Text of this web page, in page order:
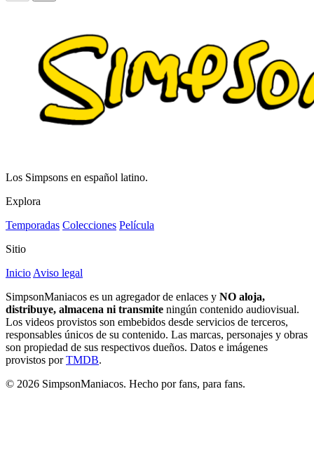
Los Simpsons en español latino.
Explora
Temporadas Colecciones Película
Sitio
InicioAviso legal
SimpsonManiacos es un agregador de enlaces y NO aloja,
distribuye, almacena ni transmite ningún contenido audiovisual.
Los videos provistos son embebidos desde servicios de terceros,
responsables únicos de su contenido. Las marcas, personajes y obras
son propiedad de sus respectivos dueños. Datos e imágenes
provistos porTMDB.
© 2026 SimpsonManiacos. Hecho por fans, para fans.